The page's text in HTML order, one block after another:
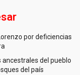
por deficiencias
ancestrales del pueblo
del país